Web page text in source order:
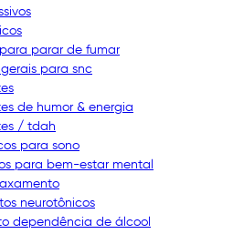
parar de fumar
para snc
de humor & energia
/ tdah
para sono
para bem-estar mental
neurotônicos
dependência de álcool